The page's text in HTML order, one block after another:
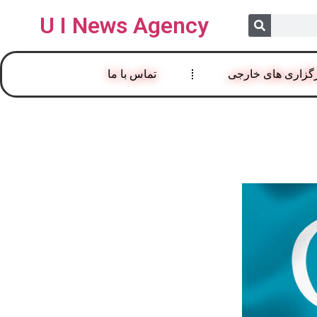
U I News Agency
های خارجی تماس با ما